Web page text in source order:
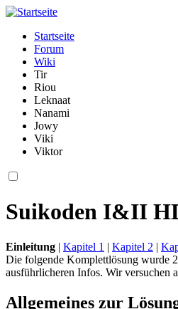
Startseite
Forum
Wiki
Tir
Riou
Leknaat
Nanami
Jowy
Viki
Viktor
Suikoden I&II
Einleitung | Kapitel 1 | Kapitel 2 |
Die folgende Komplettlösung wurde
ausführlicheren Infos. Wir versuchen
Allgemeines zur